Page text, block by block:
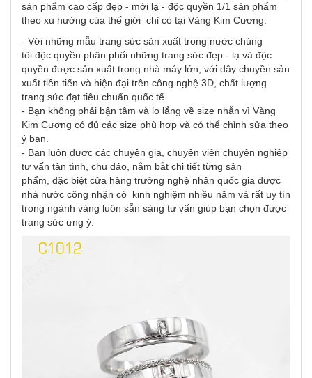
sản phẩm cao cấp đẹp - mới lạ - độc quyền 1/1 sản phẩm
theo xu hướng của thế giới chỉ có tại Vàng Kim Cương.
- Với những mẫu trang sức sản xuất trong nước chúng
tôi độc quyền phân phối những trang sức đẹp - lạ và độc
quyền được sản xuất trong nhà máy lớn, với dây chuyền sản
xuất tiên tiến và hiện đại trên công nghệ 3D, chất lượng
trang sức đạt tiêu chuẩn quốc tế.
- Bạn không phải bận tâm và lo lắng về size nhẫn vì Vàng
Kim Cương có đủ các size phù hợp và có thể chỉnh sửa theo
ý bạn.
- Bạn luôn được các chuyên gia, chuyên viên chuyên nghiệp
tư vấn tận tình, chu đáo, nắm bắt chi tiết từng sản
phẩm, đặc biệt cửa hàng trưởng nghệ nhân quốc gia được
nhà nước công nhận có kinh nghiệm nhiều năm và rất uy tín
trong ngành vàng luôn sẵn sàng tư vấn giúp bạn chọn được
trang sức ưng ý.